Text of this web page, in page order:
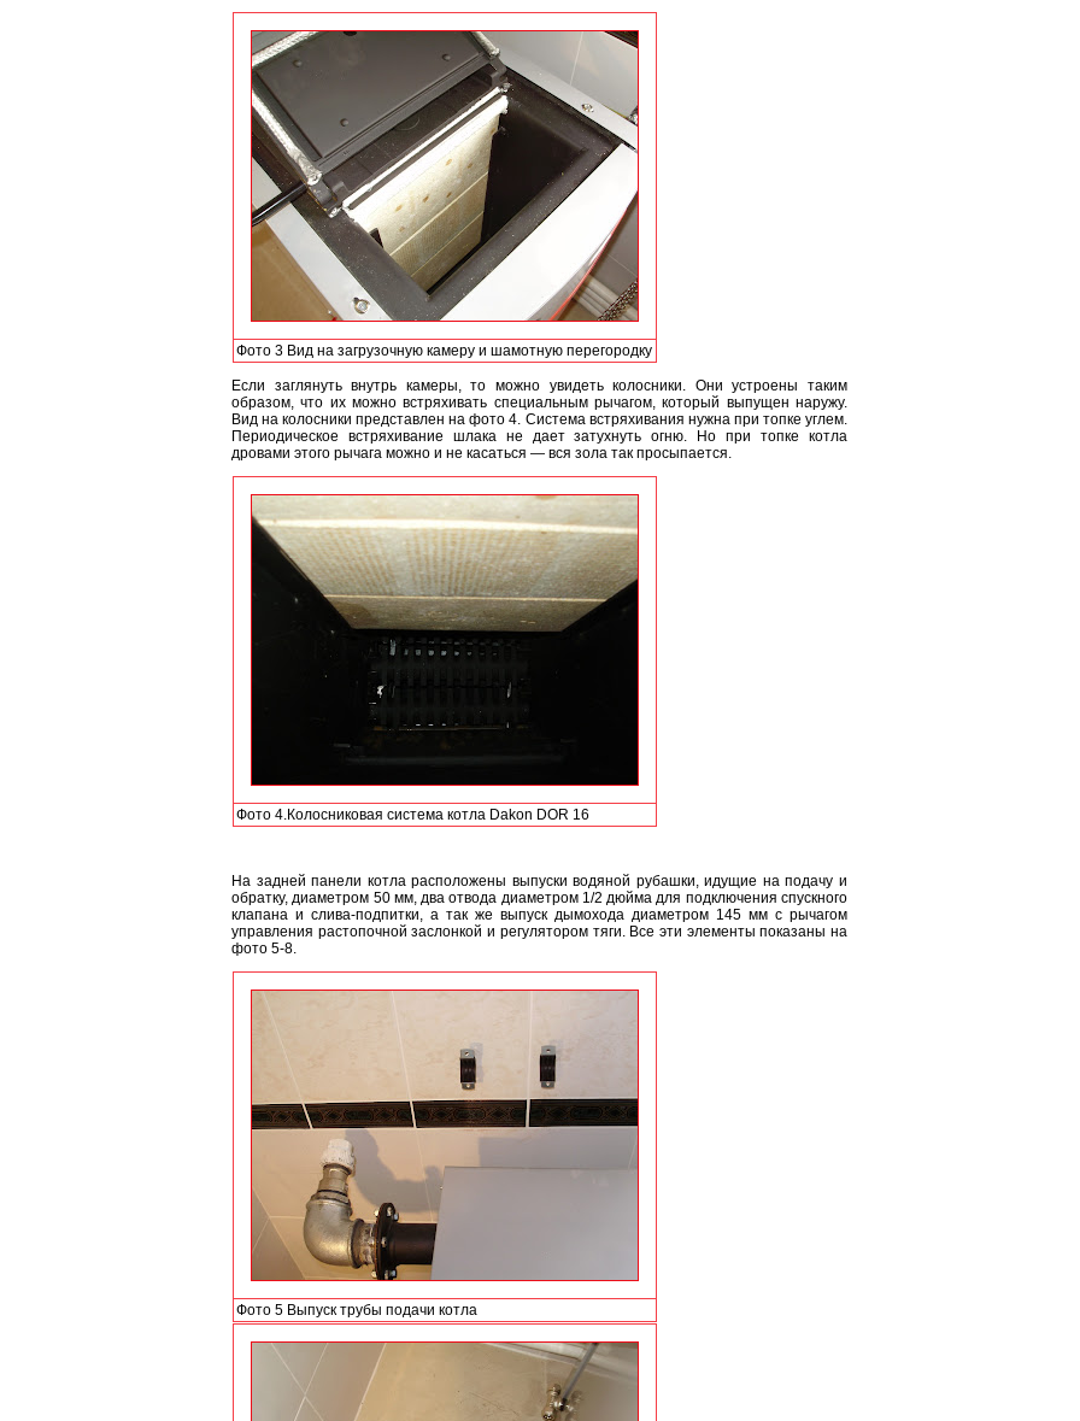
Фото 3 Вид на загрузочную камеру и шамотную перегородку
Если заглянуть внутрь камеры, то можно увидеть колосники. Они устроены таким
образом, что их можно встряхивать специальным рычагом, который выпущен наружу.
Вид на колосники представлен на фото 4. Система встряхивания нужна при топке углем.
Периодическое встряхивание шлака не дает затухнуть огню. Но при топке котла
дровами этого рычага можно и не касаться — вся зола так просыпается.
Фото 4.Колосниковая система котла Dakon DOR 16
На задней панели котла расположены выпуски водяной рубашки, идущие на подачу и
обратку, диаметром 50 мм, два отвода диаметром 1/2 дюйма для подключения спускного
клапана и слива-подпитки, а так же выпуск дымохода диаметром 145 мм с рычагом
управления растопочной заслонкой и регулятором тяги. Все эти элементы показаны на
фото 5-8.
Фото 5 Выпуск трубы подачи котла